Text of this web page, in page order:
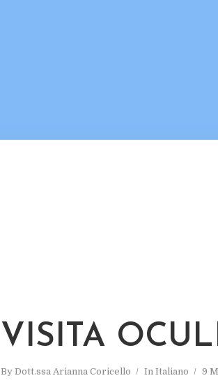
VISITA
By Dott.ssa Arianna Coricello In Italiano 9